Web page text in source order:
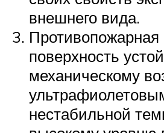
внешнего вида.
Противопожарная
поверхность
механическому
нестабильной